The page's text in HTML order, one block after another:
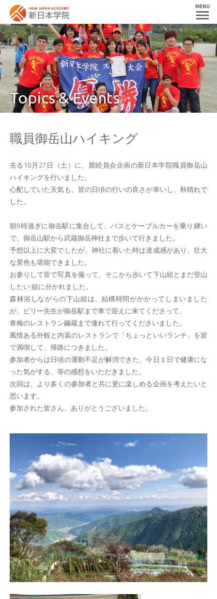
MENU
Topics & Events
職員御岳山ハイキング
去る10月27日（土）に、親睦員会企画の新日本学院職員御岳山
ハイキングを行いました。
心配していた天気も、皆の日頃の行いの良さが幸いし、秋晴れで
した。
朝9時過ぎに御岳駅に集合して、バスとケーブルカーを乗り継い
で、御岳山駅から武蔵御岳神社まで歩いて行きました。
予想以上に大変でしたが、神社に着いた時は達成感があり、壮大
な景色も堪能できました。
お参りして皆で写真を撮って、そこから歩いて下山組とまだ登山
したい 組に分かれました。
森林浴しながらの下山組は、結構時間がかかってしまいました
が、ビリー先生が御岳駅まで車で迎えに来てくださって、
青梅のレストラン繭蔵まで連れて行ってくださいました。
風情ある外観と内装のレストランで「ちょっといいランチ」を皆
で満喫して、帰路につきました。
参加者からは日頃の運動不足が解消できた、今日１日で健康にな
った気がする、等の感想をいただきました。
次回は、より多くの参加者と共に更に楽しめる企画を考えたいと
思います。
参加された皆さん、ありがとうございました。